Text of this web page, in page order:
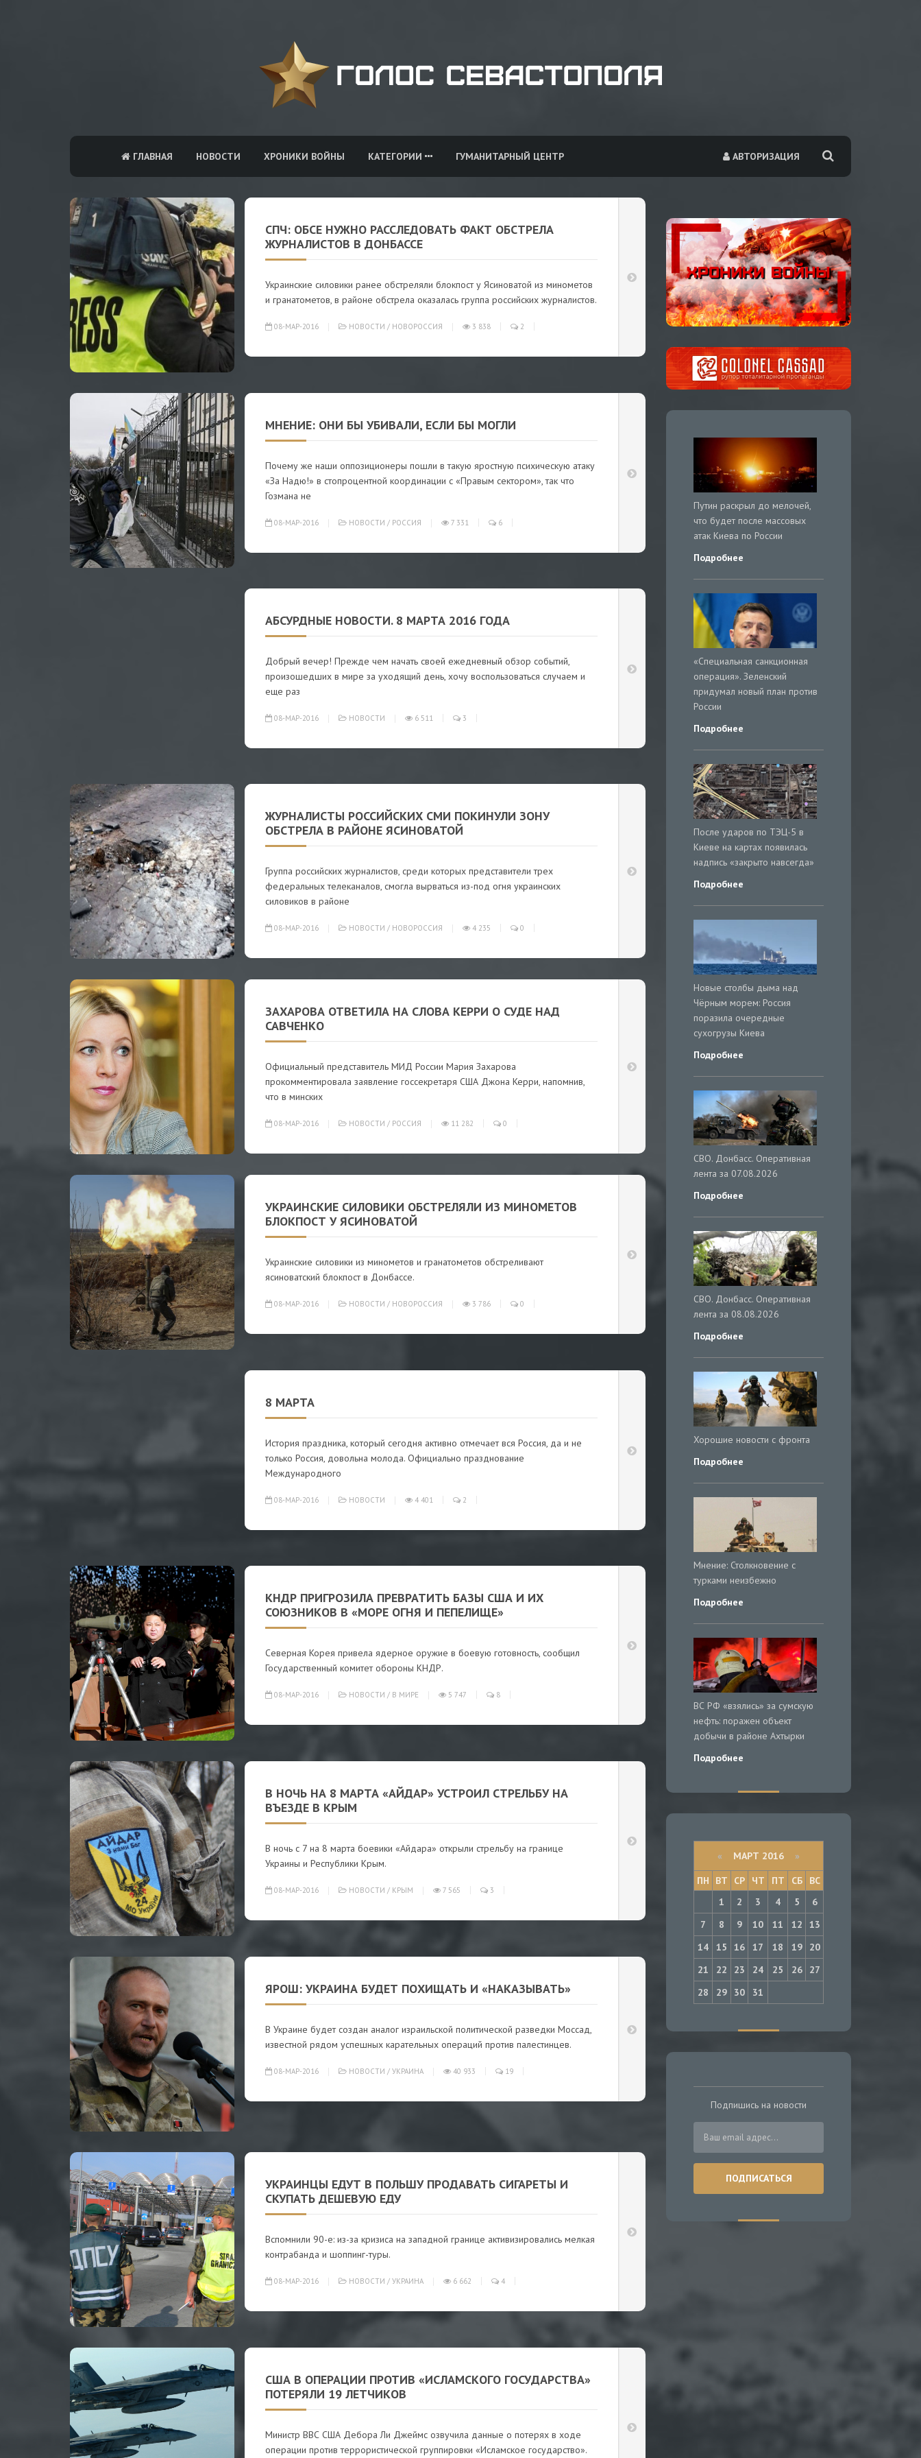
АВТОРИЗАЦИЯ
ГЛАВНАЯ НОВОСТИ ХРОНИКИ ВОЙНЫ КАТЕГОРИИ ГУМАНИТАРНЫЙ ЦЕНТР
СПЧ: ОБСЕ НУЖНО РАССЛЕДОВАТЬ ФАКТ ОБСТРЕЛА
ЖУРНАЛИСТОВ В ДОНБАССЕ
Украинские силовики ранее обстреляли блокпост у Ясиноватой из минометов
и гранатометов, в районе обстрела оказалась группа российских журналистов.
08-МАР-2016 НОВОСТИ / НОВОРОССИЯ 3 838 2
МНЕНИЕ: ОНИ БЫ УБИВАЛИ, ЕСЛИ БЫ МОГЛИ
Почему же наши оппозиционеры пошли в такую яростную психическую атаку
«За Надю!» в стопроцентной координации с «Правым сектором», так что
Гозмана не
08-МАР-2016 НОВОСТИ / РОССИЯ 7 331 6
АБСУРДНЫЕ НОВОСТИ. 8 МАРТА 2016 ГОДА
Добрый вечер! Прежде чем начать своей ежедневный обзор событий,
произошедших в мире за уходящий день, хочу воспользоваться случаем и
еще раз
08-МАР-2016 НОВОСТИ 6 511 3
ЖУРНАЛИСТЫ РОССИЙСКИХ СМИ ПОКИНУЛИ ЗОНУ
ОБСТРЕЛА В РАЙОНЕ ЯСИНОВАТОЙ
Группа российских журналистов, среди которых представители трех
федеральных телеканалов, смогла вырваться из-под огня украинских
силовиков в районе
08-МАР-2016 НОВОСТИ / НОВОРОССИЯ 4 235 0
ЗАХАРОВА ОТВЕТИЛА НА СЛОВА КЕРРИ О СУДЕ НАД
САВЧЕНКО
Официальный представитель МИД России Мария Захарова
прокомментировала заявление госсекретаря США Джона Керри, напомнив,
что в минских
08-МАР-2016 НОВОСТИ / РОССИЯ 11 282 0
УКРАИНСКИЕ СИЛОВИКИ ОБСТРЕЛЯЛИ ИЗ МИНОМЕТОВ
БЛОКПОСТ У ЯСИНОВАТОЙ
Украинские силовики из минометов и гранатометов обстреливают
ясиноватский блокпост в Донбассе.
08-МАР-2016 НОВОСТИ / НОВОРОССИЯ 3 786 0
8 МАРТА
История праздника, который сегодня активно отмечает вся Россия, да и не
только Россия, довольна молода. Официально празднование
Международного
08-МАР-2016 НОВОСТИ 4 401 2
КНДР ПРИГРОЗИЛА ПРЕВРАТИТЬ БАЗЫ США И ИХ
СОЮЗНИКОВ В «МОРЕ ОГНЯ И ПЕПЕЛИЩЕ»
Северная Корея привела ядерное оружие в боевую готовность, сообщил
Государственный комитет обороны КНДР.
08-МАР-2016 НОВОСТИ / В МИРЕ 5 747 8
В НОЧЬ НА 8 МАРТА «АЙДАР» УСТРОИЛ СТРЕЛЬБУ НА
ВЪЕЗДЕ В КРЫМ
В ночь с 7 на 8 марта боевики «Айдара» открыли стрельбу на границе
Украины и Республики Крым.
08-МАР-2016 НОВОСТИ / КРЫМ 7 565 3
ЯРОШ: УКРАИНА БУДЕТ ПОХИЩАТЬ И «НАКАЗЫВАТЬ»
В Украине будет создан аналог израильской политической разведки Моссад,
известной рядом успешных карательных операций против палестинцев.
08-МАР-2016 НОВОСТИ / УКРАИНА 40 933 19
УКРАИНЦЫ ЕДУТ В ПОЛЬШУ ПРОДАВАТЬ СИГАРЕТЫ И
СКУПАТЬ ДЕШЕВУЮ ЕДУ
Вспомнили 90-е: из-за кризиса на западной границе активизировались мелкая
контрабанда и шоппинг-туры.
08-МАР-2016 НОВОСТИ / УКРАИНА 6 662 4
США В ОПЕРАЦИИ ПРОТИВ «ИСЛАМСКОГО ГОСУДАРСТВА»
ПОТЕРЯЛИ 19 ЛЕТЧИКОВ
Министр ВВС США Дебора Ли Джеймс озвучила данные о потерях в ходе
операции против террористической группировки «Исламское государство».
Путин раскрыл до мелочей,
что будет после массовых
атак Киева по России
Подробнее
«Специальная санкционная
операция». Зеленский
придумал новый план против
России
Подробнее
После ударов по ТЭЦ-5 в
Киеве на картах появилась
надпись «закрыто навсегда»
Подробнее
Новые столбы дыма над
Чёрным морем: Россия
поразила очередные
сухогрузы Киева
Подробнее
СВО. Донбасс. Оперативная
лента за 07.08.2026
Подробнее
СВО. Донбасс. Оперативная
лента за 08.08.2026
Подробнее
Хорошие новости с фронта
Подробнее
Мнение: Столкновение с
турками неизбежно
Подробнее
ВС РФ «взялись» за сумскую
нефть: поражен объект
добычи в районе Ахтырки
Подробнее
« МАРТ 2016 »
ПН
ВТ СР ЧТ ПТ СБ
ВС
1
2 3 4 5
6
7
8 9 10 11 12
13
14
15 16 17 18 19
20
21
22 23 24 25 26
27
28
29 30 31
Подпишись на новости